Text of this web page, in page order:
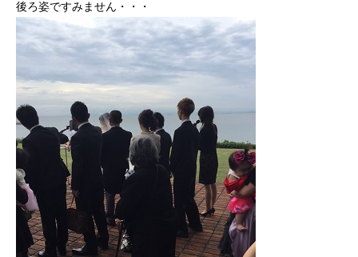
後ろ姿ですみません・・・